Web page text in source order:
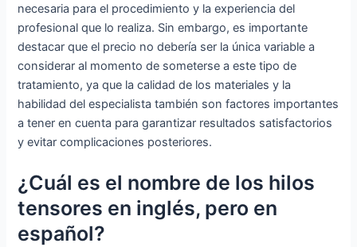
necesaria para el procedimiento y la experiencia del
profesional que lo realiza. Sin embargo, es importante
destacar que el precio no debería ser la única variable a
considerar al momento de someterse a este tipo de
tratamiento, ya que la calidad de los materiales y la
habilidad del especialista también son factores importantes
a tener en cuenta para garantizar resultados satisfactorios
y evitar complicaciones posteriores.
¿Cuál es el nombre de los hilos
tensores en inglés, pero en
español?